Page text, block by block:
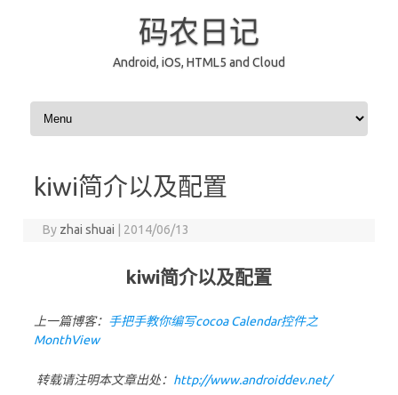
码农日记
Android, iOS, HTML5 and Cloud
Skip to content
kiwi简介以及配置
By zhai shuai 2014/06/13
kiwi简介以及配置
上一篇博客： 手把手教你编写cocoa Calendar控件之
MonthView
转载请注明本文章出处： http://www.androiddev.net/